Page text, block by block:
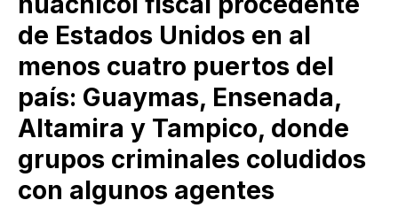
de Estados Unidos en al
menos cuatro puertos del
país: Guaymas, Ensenada,
Altamira y Tampico, donde
grupos criminales coludidos
con algunos agentes